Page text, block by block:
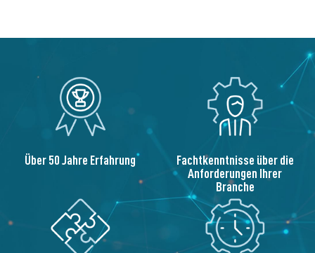
Über 50 Jahre Erfahrung Fachtkenntnisse über die
Anforderungen Ihrer
Branche